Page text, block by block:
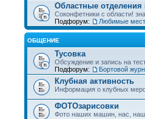
Областные отделения
Соконфетники с области!
Подфорум:
Любимые
ОБЩЕНИЕ
Тусовка
Обсуждение и запись на
Подфорум:
Бортовой
Клубная активность
Информация о клубных
ФОТОзарисовки
Фото наших машин, нас,